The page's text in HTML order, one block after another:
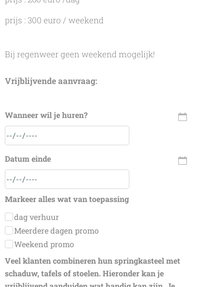
prijs : 300 euro / weekend
Bij regenweer geen weekend mogelijk!
Vrijblijvende aanvraag:
Wanneer wil je huren?
Datum einde
Markeer alles wat van toepassing
dag verhuur
Meerdere dagen promo
Weekend promo
Veel klanten combineren hun springkasteel met
schaduw, tafels of stoelen. Hieronder kan je